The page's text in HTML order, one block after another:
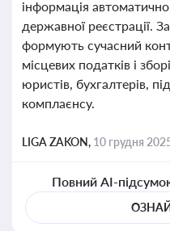
інформація
державної реєстрації.
формують сучасний
місцевих податків і
юристів, бухгалтерів,
комплаєнсу.
LIGA ZAKON, 10 грудня
Повний AI-